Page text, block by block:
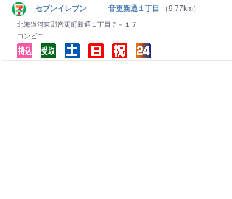
セブンイレブン 音更新通１丁目 （9.77km）
北海道河東郡音更町新通１丁目７－１７
コンビニ